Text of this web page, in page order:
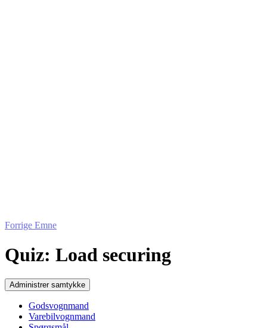
Forrige Emne
Quiz: Load securing
Administrer samtykke
Godsvognmand
Varebilvognmand